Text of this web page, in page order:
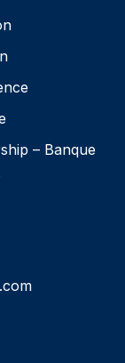
– Banque